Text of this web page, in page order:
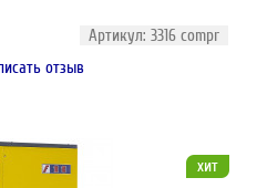
Артикул: 3316 compr
отзыв
хит